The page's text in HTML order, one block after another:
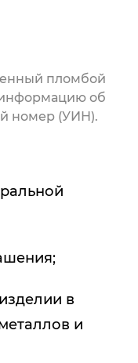
пломбой
об
номер (УИН).
в
и